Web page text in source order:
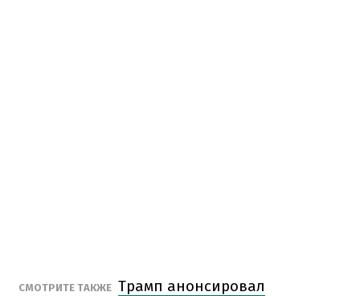
СМОТРИТЕ ТАКЖЕ Трамп анонсировал